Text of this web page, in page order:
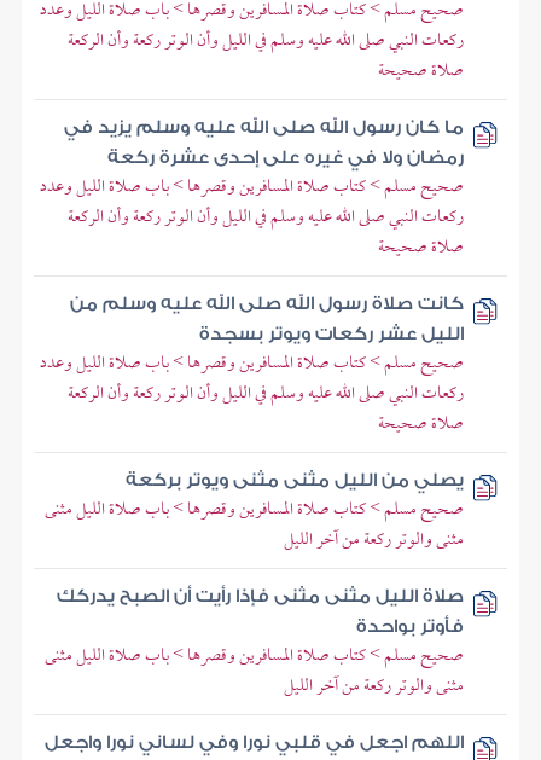
صحيح مسلم > كتاب صلاة المسافرين وقصرها > باب صلاة الليل وعدد
ركعات النبي صلى الله عليه وسلم في الليل وأن الوتر ركعة وأن الركعة
صلاة صحيحة
ما كان رسول الله صلى الله عليه وسلم يزيد في
رمضان ولا في غيره على إحدى عشرة ركعة
صحيح مسلم > كتاب صلاة المسافرين وقصرها > باب صلاة الليل وعدد
ركعات النبي صلى الله عليه وسلم في الليل وأن الوتر ركعة وأن الركعة
صلاة صحيحة
كانت صلاة رسول الله صلى الله عليه وسلم من
الليل عشر ركعات ويوتر بسجدة
صحيح مسلم > كتاب صلاة المسافرين وقصرها > باب صلاة الليل وعدد
ركعات النبي صلى الله عليه وسلم في الليل وأن الوتر ركعة وأن الركعة
صلاة صحيحة
يصلي من الليل مثنى مثنى ويوتر بركعة
صحيح مسلم > كتاب صلاة المسافرين وقصرها > باب صلاة الليل مثنى
مثنى والوتر ركعة من آخر الليل
صلاة الليل مثنى مثنى فإذا رأيت أن الصبح يدركك
فأوتر بواحدة
صحيح مسلم > كتاب صلاة المسافرين وقصرها > باب صلاة الليل مثنى
مثنى والوتر ركعة من آخر الليل
اللهم اجعل في قلبي نورا وفي لساني نورا واجعل